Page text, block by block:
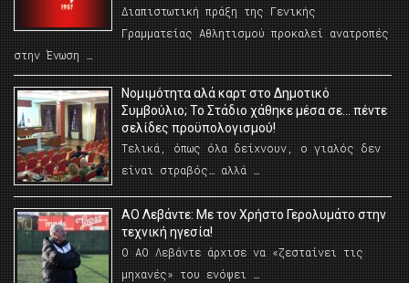
Διαπιστωτική πράξη της Γενικής
Γραμματείας Αθλητισμού προκαλεί ανατροπές
στην Ένωση …
Νομιμότητα αλά καρτ στο Δημοτικό
Συμβούλιο; Το Στάδιο χάθηκε μέσα σε… πέντε
σελίδες προϋπολογισμού!
Τελικά, όπως όλα δείχνουν, ο γιαλός δεν
είναι στραβός… αλλά …
ΑΟ Λεβάντε: Με τον Χρήστο Γερολυμάτο στην
τεχνική ηγεσία!
Ο ΑΟ Λεβάντε άρχισε να «ζεσταίνει τις
μηχανές» του ενόψει …